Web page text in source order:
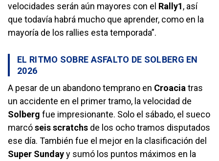
velocidades serán aún mayores con el Rally1, así
que todavía habrá mucho que aprender, como en la
mayoría de los rallies esta temporada”.
EL RITMO SOBRE ASFALTO DE SOLBERG EN
2026
A pesar de un abandono temprano en Croacia tras
un accidente en el primer tramo, la velocidad de
Solberg fue impresionante. Solo el sábado, el sueco
marcóseis scratchs de los ocho tramos disputados
ese día. También fue el mejor en la clasificación del
Super Sundayy sumó los puntos máximos en la